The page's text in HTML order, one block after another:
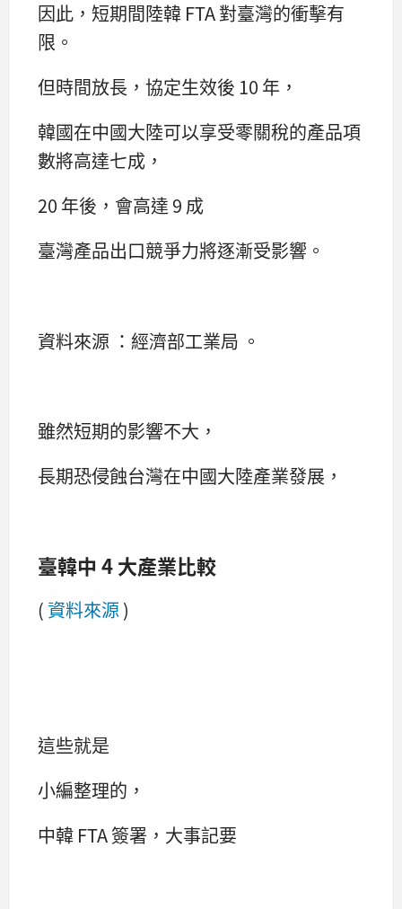
因此，短期間陸韓 FTA 對臺灣的衝擊有
限。
但時間放長，協定生效後 10 年，
韓國在中國大陸可以享受零關稅的產品項
數將高達七成，
20 年後，會高達 9 成
臺灣產品出口競爭力將逐漸受影響。
資料來源 ：經濟部工業局 。
雖然短期的影響不大，
長期恐侵蝕台灣在中國大陸產業發展，
臺韓中 4 大產業比較
( 資料來源 )
這些就是
小編整理的，
中韓 FTA 簽署，大事記要